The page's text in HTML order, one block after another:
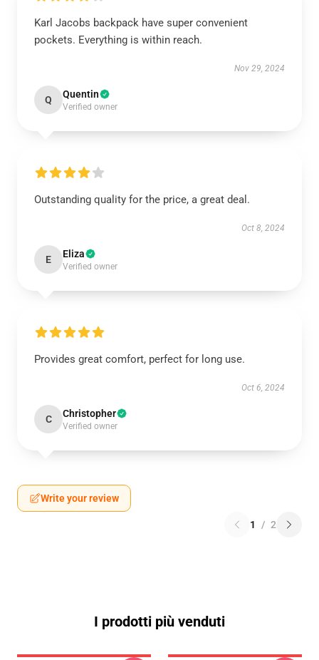
Karl Jacobs backpack have super convenient
pockets. Everything is within reach.
Nov 29, 2024
Q Quentin
Verified owner
Outstanding quality for the price, a great deal.
Oct 8, 2024
E Eliza
Verified owner
Provides great comfort, perfect for long use.
Oct 6, 2024
C Christopher
Verified owner
Write your review
1 / 2
I prodotti più venduti